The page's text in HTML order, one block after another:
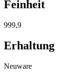
Feinheit
999,9
Erhaltung
Neuware